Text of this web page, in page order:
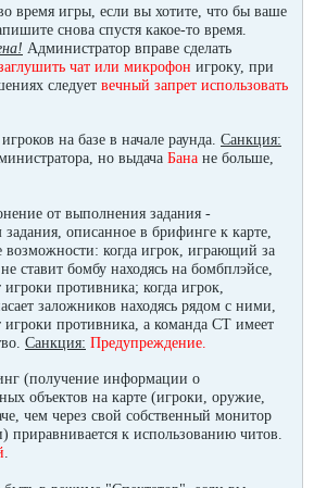
время игры, если вы хотите, что бы ваше
снова спустя какое-то время.
Администратор вправе сделать
чат или микрофон игроку, при
следует вечный запрет использовать
на базе в начале раунда. Санкция:
но выдача Бана не больше,
от выполнения задания -
описанное в брифинге к карте,
возможности: когда игрок, играющий за
ставит бомбу находясь на бомбплэйсе,
противника; когда игрок,
заложников находясь рядом с ними,
противника, а команда СТ имеет
Санкция: Предупреждение.
(получение информации о
объектов на карте (игроки, оружие,
чем через свой собственный монитор
к использованию читов.